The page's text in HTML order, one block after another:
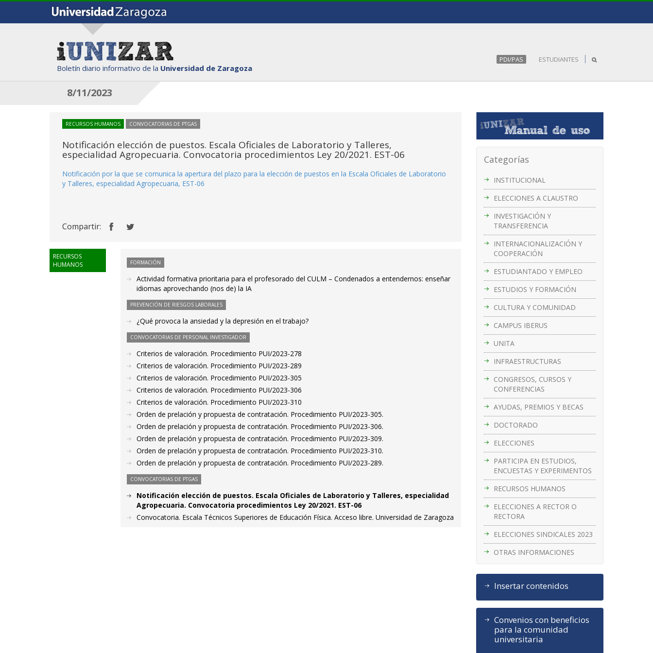
Boletín diario informativo de la Universidad de Zaragoza
PDI/PAS ESTUDIANTES
8/11/2023
Categorías
INSTITUCIONAL
ELECCIONES A CLAUSTRO
INVESTIGACIÓN Y
TRANSFERENCIA
INTERNACIONALIZACIÓN Y
COOPERACIÓN
ESTUDIANTADO Y EMPLEO
ESTUDIOS Y FORMACIÓN
CULTURA Y COMUNIDAD
CAMPUS IBERUS
UNITA
INFRAESTRUCTURAS
CONGRESOS, CURSOS Y
CONFERENCIAS
AYUDAS, PREMIOS Y BECAS
DOCTORADO
ELECCIONES
PARTICIPA EN ESTUDIOS,
ENCUESTAS Y EXPERIMENTOS
RECURSOS HUMANOS
ELECCIONES A RECTOR O
RECTORA
ELECCIONES SINDICALES 2023
OTRAS INFORMACIONES
Insertar contenidos
Convenios con beneficios
para la comunidad
universitaria
RECURSOS HUMANOS CONVOCATORIAS DE PTGAS
Notificación elección de puestos. Escala Oficiales de Laboratorio y Talleres,
especialidad Agropecuaria. Convocatoria procedimientos Ley 20/2021. EST-06
Notificación por la que se comunica la apertura del plazo para la elección de puestos en la Escala Oficiales de Laboratorio
y Talleres, especialidad Agropecuaria, EST-06
Compartir:
RECURSOS
HUMANOS
FORMACIÓN
Actividad formativa prioritaria para el profesorado del CULM – Condenados a entendernos: enseñar
idiomas aprovechando (nos de) la IA
PREVENCIÓN DE RIESGOS LABORALES
¿Qué provoca la ansiedad y la depresión en el trabajo?
CONVOCATORIAS DE PERSONAL INVESTIGADOR
Criterios de valoración. Procedimiento PUI/2023-278
Criterios de valoración. Procedimiento PUI/2023-289
Criterios de valoración. Procedimiento PUI/2023-305
Criterios de valoración. Procedimiento PUI/2023-306
Criterios de valoración. Procedimiento PUI/2023-310
Orden de prelación y propuesta de contratación. Procedimiento PUI/2023-305.
Orden de prelación y propuesta de contratación. Procedimiento PUI/2023-306.
Orden de prelación y propuesta de contratación. Procedimiento PUI/2023-309.
Orden de prelación y propuesta de contratación. Procedimiento PUI/2023-310.
Orden de prelación y propuesta de contratación. Procedimiento PUI/2023-289.
CONVOCATORIAS DE PTGAS
Notificación elección de puestos. Escala Oficiales de Laboratorio y Talleres, especialidad
Agropecuaria. Convocatoria procedimientos Ley 20/2021. EST-06
Convocatoria. Escala Técnicos Superiores de Educación Física. Acceso libre. Universidad de Zaragoza